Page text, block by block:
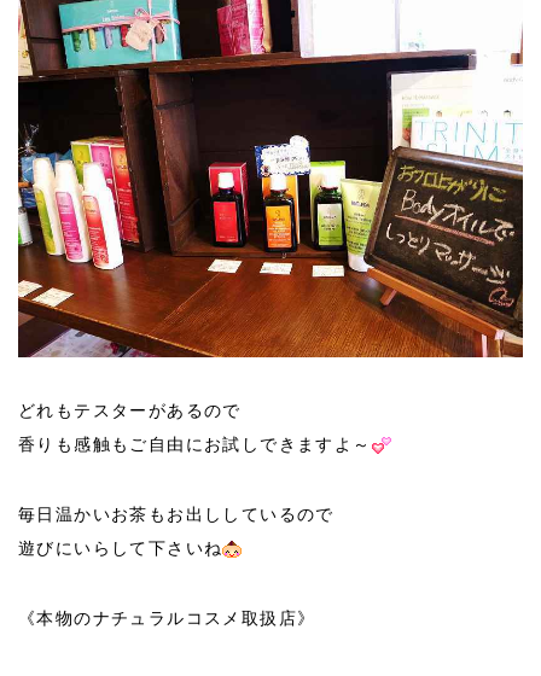
どれもテスターがあるので
香りも感触もご自由にお試しできますよ～
毎日温かいお茶もお出ししているので
遊びにいらして下さいね
《本物のナチュラルコスメ取扱店》